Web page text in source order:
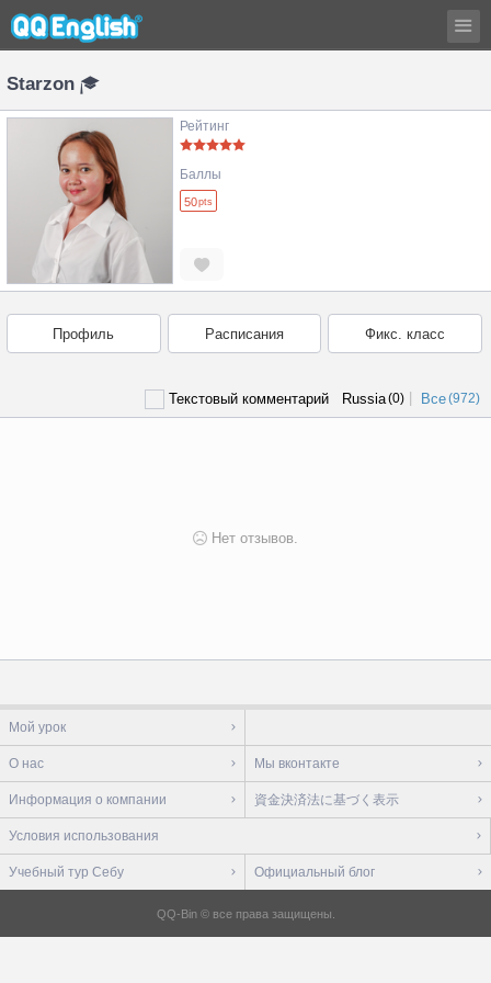
Starzon
Рейтинг
Баллы
50pts
Профиль Расписания Фикс. класс
Текстовый комментарий Russia(0) Все(972)
Нет отзывов.
Мой урок
О нас Мы вконтакте
Информация о компании 資金決済法に基づく表示
Условия использования
Учебный тур Себу Официальный блог
QQ-Bin © все права защищены.